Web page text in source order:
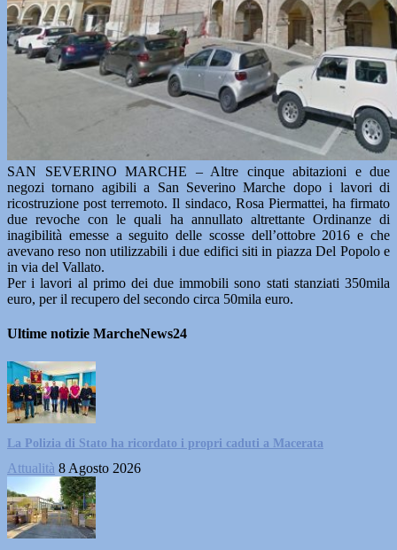
SAN SEVERINO MARCHE – Altre cinque abitazioni e due
negozi tornano agibili a San Severino Marche dopo i lavori di
ricostruzione post terremoto. Il sindaco, Rosa Piermattei, ha firmato
due revoche con le quali ha annullato altrettante Ordinanze di
inagibilità emesse a seguito delle scosse dell’ottobre 2016 e che
avevano reso non utilizzabili i due edifici siti in piazza Del Popolo e
in via del Vallato.
Per i lavori al primo dei due immobili sono stati stanziati 350mila
euro, per il recupero del secondo circa 50mila euro.
Ultime notizie MarcheNews24
La Polizia di Stato ha ricordato i propri caduti a Macerata
Attualità 8 Agosto 2026